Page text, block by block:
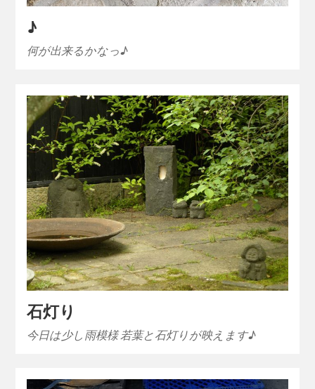
♪
何が出来るかなっ♪
石灯り
今日は少し雨模様 若葉と石灯りが映えます♪